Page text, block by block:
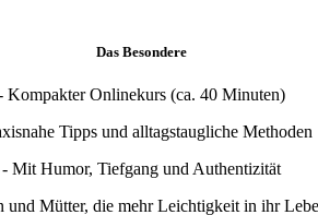
Das Besondere
Kompakter Onlinekurs (ca. 40 Minuten)
Tipps und alltagstaugliche Methoden
- Mit Humor, Tiefgang und Authentizität
und Mütter, die mehr Leichtigkeit in ihr